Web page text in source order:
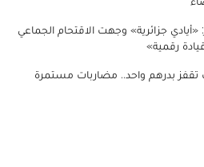
جزائرية» وجهت الاقتحام الجماعي
رقمية»
تقفز بدرهم واحد.. مضاربات مستمرة